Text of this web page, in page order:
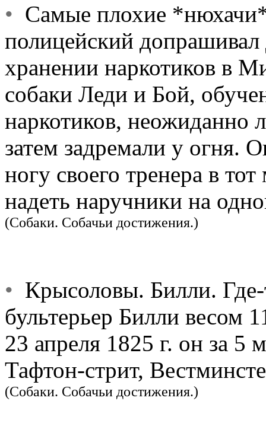
• Самые плохие
полицейский
хранении наркотиков в
собаки Леди и Бой,
наркотиков, неожиданно
затем задремали у огня.
ногу своего тренера в
надеть наручники на
(Собаки. Собачьи достижения.)
• Крысоловы. Билли.
бультерьер Билли весом
23 апреля 1825 г. он за
Тафтон-стрит,
(Собаки. Собачьи достижения.)